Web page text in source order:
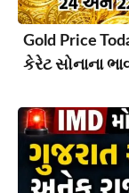
Gold Price
કેરેટ સોનાના